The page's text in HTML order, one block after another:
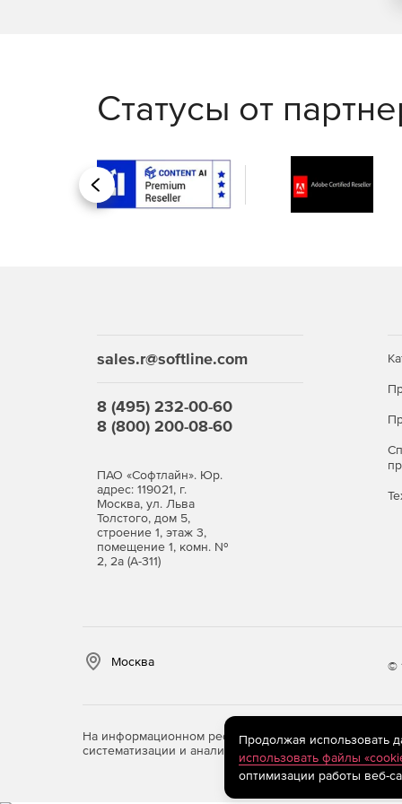
Статусы от
Назад
sales.r@softline.com
8 (495) 232-00-60
8 (800) 200-08-60
ПАО «Софтлайн». Юр.
адрес: 119021, г.
Москва, ул. Льва
Толстого, дом 5,
строение 1, этаж 3,
помещение 1, комн. №
2, 2а (А-311)
Москва ©
На информационном ресурсе store.softline.ru
систематизации и анализа сведений, относящихся
Продолжая использовать
использовать файлы
оптимизации работы веб-